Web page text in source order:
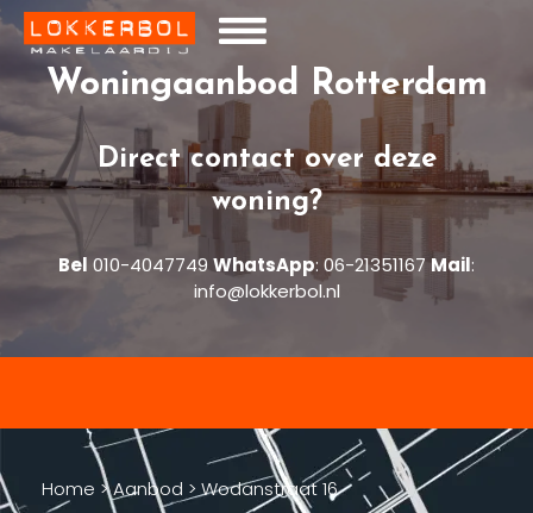
Woningaanbod Rotterdam
Direct contact over deze
woning?
Bel 010-4047749 WhatsApp: 06-21351167 Mail:
info@lokkerbol.nl
Home >Aanbod >Wodanstraat 16